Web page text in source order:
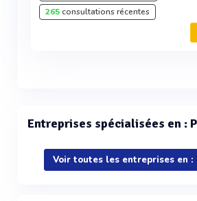
265consultations récentes
Entreprises spécialisées en :
Voir toutes les entreprises en :